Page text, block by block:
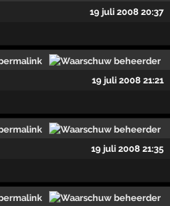
19 juli 2008 20:37
19 juli 2008 21:21
19 juli 2008 21:35